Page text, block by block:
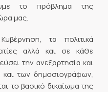
το πρόβλημα της
μας.
τα πολιτικά
αλλά και σε κάθε
την ανεξαρτησία και
των δημοσιογράφων,
το βασικό δικαίωμα της